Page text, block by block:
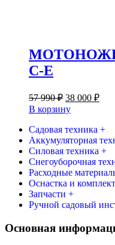
C-E
57 990₽
цена
составляла
57
990 ₽.
38 000 ₽
000
В корзину
Садовая техника +
Аккумуляторная
Силовая техника +
Снегоуборочная
Расходные
Оснастка и
Запчасти +
Ручной садовый
Основная